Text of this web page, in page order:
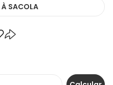
À SACOLA